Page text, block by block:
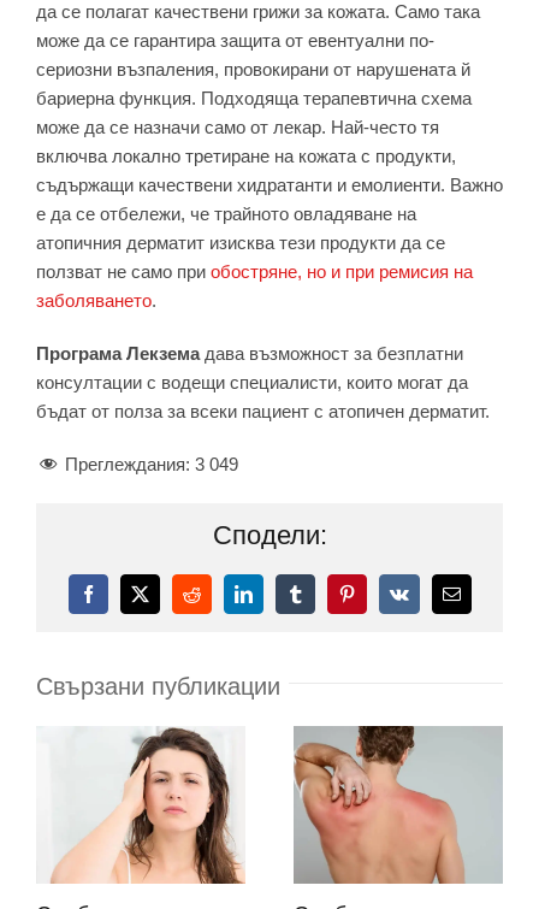
да се полагат качествени грижи за кожата. Само така
може да се гарантира защита от евентуални по-
сериозни възпаления, провокирани от нарушената й
бариерна функция. Подходяща терапевтична схема
може да се назначи само от лекар. Най-често тя
включва локално третиране на кожата с продукти,
съдържащи качествени хидратанти и емолиенти. Важно
е да се отбележи, че трайното овладяване на
атопичния дерматит изисква тези продукти да се
ползват не само при обостряне, но и при ремисия на
заболяването.
Програма Лекземадава възможност за безплатни
консултации с водещи специалисти, които могат да
бъдат от полза за всеки пациент с атопичен дерматит.
Преглеждания: 3 049
Сподели:
Facebook
X RedditLinkedInTumblrPinterest
Vk
поща:
Свързани публикации